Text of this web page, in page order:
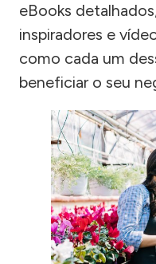
eBooks
inspiradores e
como cada um
beneficiar o seu